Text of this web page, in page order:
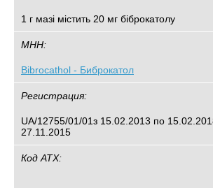
1 г мазі містить 20 мг біброкатолу
МНН:
Bibrocathol - Биброкатол
Регистрация:
UA/12755/01/01з 15.02.2013 по
27.11.2015
Код АТХ: